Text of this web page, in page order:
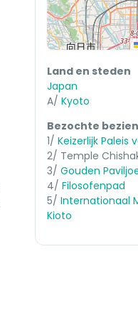
Land en steden
Japan
A/ Kyoto
Bezochte
1/ Keizerlijk Paleis
2/ Temple
3/ Gouden
4/ Filosofenpad
5/ Internationaal
Kioto